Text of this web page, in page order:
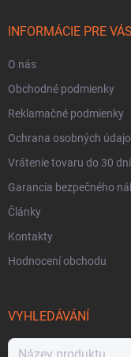
INFORMÁCIE PRE VÁS
O nás
Obchodné podmienky
Reklamačné podmienky
Ochrana osobných
Vrátenie tovaru do 30 dní
Garancia bezpečného
Články
Kontakty
Hodnocení obchodu
VYHLEDÁVÁNÍ